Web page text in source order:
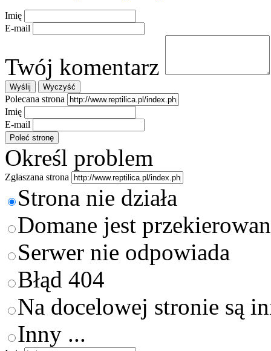
Imię
E-mail
Twój komentarz
Polecana strona
Imię
E-mail
Określ problem
Zgłaszana strona
Strona nie działa
Domane jest
Serwer nie odpowiada
Błąd 404
Na docelowej stronie są
Inny ...